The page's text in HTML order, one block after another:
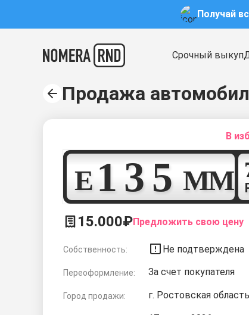
Получай
Срочный выкуп
Продажа
В
Е1
3
5
М
15.000₽Предложить свою цену
Собственность: Не подтверждена
Переоформление: За счет покупателя
Город продажи: г. Ростовская область